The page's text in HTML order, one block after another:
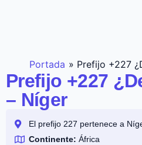
Portada » Prefijo +227
Prefijo +227
– Níger
El prefijo 227 pertenece a
Continente: África